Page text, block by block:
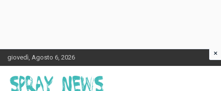
Skip
to
content
giovedì, Agosto 6, 2026 ×